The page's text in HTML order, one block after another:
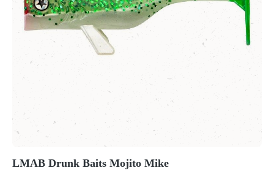
LMAB Drunk Baits Mojito Mike